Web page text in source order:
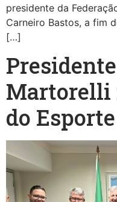
presidente da
Carneiro Bastos, a fim
[…]
Martorelli
do Esporte